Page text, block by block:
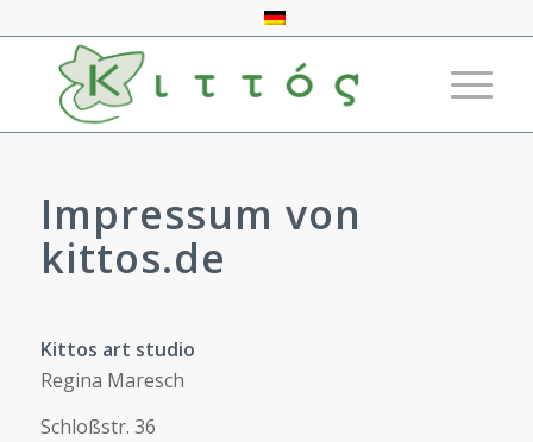
Impressum von
kittos.de
Kittos art studio
Regina Maresch
Schloßstr. 36